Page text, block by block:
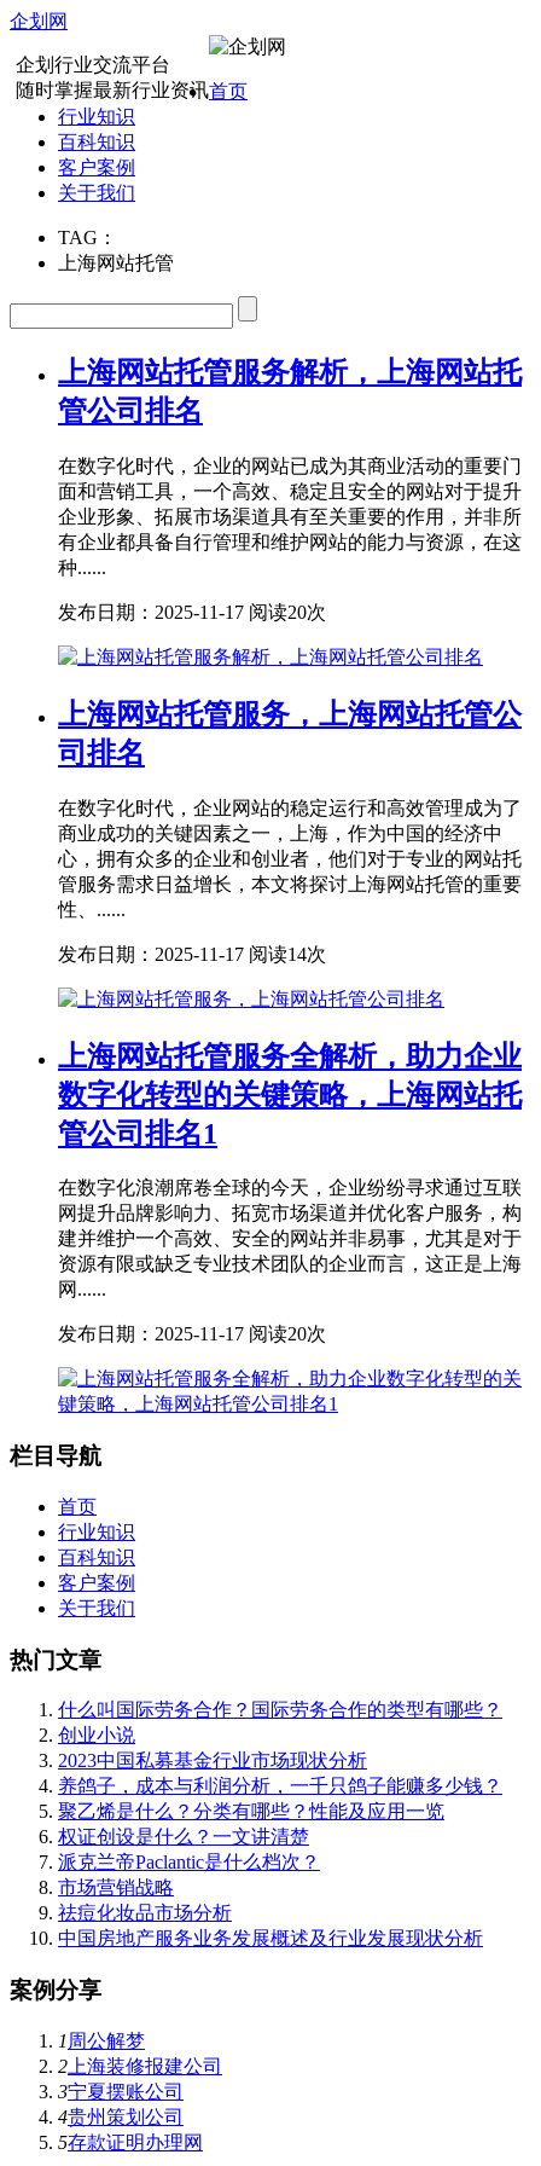
企划网
企划行业交流平台
随时掌握最新行业资讯首页
行业知识
百科知识
客户案例
关于我们
TAG：
上海网站托管
上海网站托管服务解析，上海网站托
管公司排名
在数字化时代，企业的网站已成为其商业活动的重要门
面和营销工具，一个高效、稳定且安全的网站对于提升
企业形象、拓展市场渠道具有至关重要的作用，并非所
有企业都具备自行管理和维护网站的能力与资源，在这
种......
发布日期：2025-11-17 阅读20次
上海网站托管服务，上海网站托管公
司排名
在数字化时代，企业网站的稳定运行和高效管理成为了
商业成功的关键因素之一，上海，作为中国的经济中
心，拥有众多的企业和创业者，他们对于专业的网站托
管服务需求日益增长，本文将探讨上海网站托管的重要
性、......
发布日期：2025-11-17 阅读14次
上海网站托管服务全解析，助力企业
数字化转型的关键策略，上海网站托
管公司排名1
在数字化浪潮席卷全球的今天，企业纷纷寻求通过互联
网提升品牌影响力、拓宽市场渠道并优化客户服务，构
建并维护一个高效、安全的网站并非易事，尤其是对于
资源有限或缺乏专业技术团队的企业而言，这正是上海
网......
发布日期：2025-11-17 阅读20次
栏目导航
首页
行业知识
百科知识
客户案例
关于我们
热门文章
什么叫国际劳务合作？国际劳务合作的类型有哪些？
创业小说
2023中国私募基金行业市场现状分析
养鸽子，成本与利润分析，一千只鸽子能赚多少钱？
聚乙烯是什么？分类有哪些？性能及应用一览
权证创设是什么？一文讲清楚
派克兰帝Paclantic是什么档次？
市场营销战略
祛痘化妆品市场分析
中国房地产服务业务发展概述及行业发展现状分析
案例分享
1 周公解梦
2 上海装修报建公司
3宁夏摆账公司
4贵州策划公司
5存款证明办理网